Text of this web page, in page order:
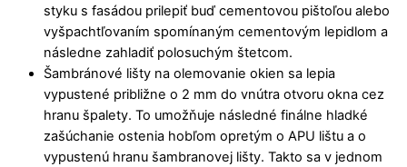
styku s fasádou prilepiť buď cementovou pištoľou alebo
vyšpachtľovaním spomínaným cementovým lepidlom a
následne zahladiť polosuchým štetcom.
Šambránové lišty na olemovanie okien sa lepia
vypustené približne o 2 mm do vnútra otvoru okna cez
hranu špalety. To umožňuje následné finálne hladké
zašúchanie ostenia hobľom opretým o APU lištu a o
vypustenú hranu šambranovej lišty. Takto sa v jednom